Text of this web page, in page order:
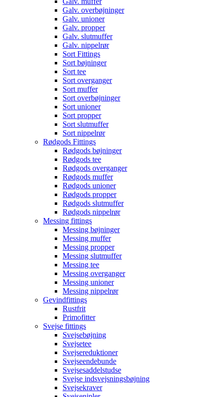
Galv. overbøjninger
Galv. unioner
Galv. propper
Galv. slutmuffer
Galv. nippelrør
Sort Fittings
Sort bøjninger
Sort tee
Sort overganger
Sort muffer
Sort overbøjninger
Sort unioner
Sort propper
Sort slutmuffer
Sort nippelrør
Rødgods Fittings
Rødgods bøjninger
Rødgods tee
Rødgods overganger
Rødgods muffer
Rødgods unioner
Rødgods propper
Rødgods slutmuffer
Rødgods nippelrør
Messing fittings
Messing bøjninger
Messing muffer
Messing propper
Messing slutmuffer
Messing tee
Messing overganger
Messing unioner
Messing nippelrør
Gevindfittings
Rustfrit
Primofitter
Svejse fittings
Svejsebøjning
Svejsetee
Svejsereduktioner
Svejseendebunde
Svejsesaddelstudse
Svejse indsvejsningsbøjning
Svejsekraver